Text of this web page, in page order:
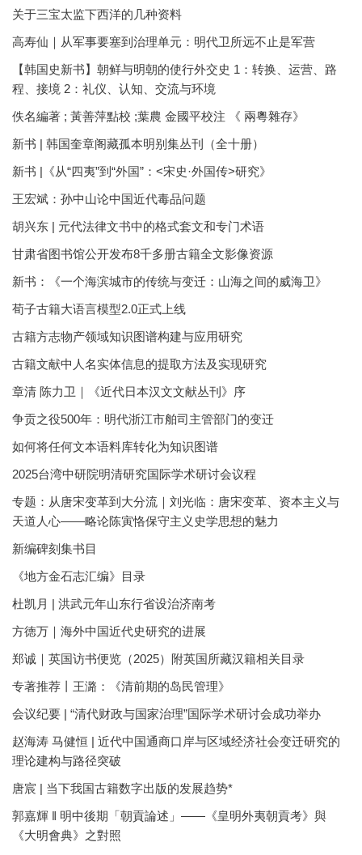
关于三宝太监下西洋的几种资料
高寿仙｜从军事要塞到治理单元：明代卫所远不止是军营
【韩国史新书】朝鲜与明朝的使行外交史 1：转换、运营、路
程、接境 2：礼仪、认知、交流与环境
佚名編著 ; 黃善萍點校 ;葉農 金國平校注 《 兩粵雜存》
新书 | 韩国奎章阁藏孤本明别集丛刊（全十册）
新书 |《从“四夷”到“外国”：<宋史·外国传>研究》
王宏斌：孙中山论中国近代毒品问题
胡兴东 | 元代法律文书中的格式套文和专门术语
甘肃省图书馆公开发布8千多册古籍全文影像资源
新书：《一个海滨城市的传统与变迁：山海之间的威海卫》
荀子古籍大语言模型2.0正式上线
古籍方志物产领域知识图谱构建与应用研究
古籍文献中人名实体信息的提取方法及实现研究
章清 陈力卫｜《近代日本汉文文献丛刊》序
争贡之役500年：明代浙江市舶司主管部门的变迁
如何将任何文本语料库转化为知识图谱
2025台湾中研院明清研究国际学术研讨会议程
专题：从唐宋变革到大分流｜刘光临：唐宋变革、资本主义与
天道人心——略论陈寅恪保守主义史学思想的魅力
新编碑刻集书目
《地方金石志汇编》目录
杜凯月 | 洪武元年山东行省设治济南考
方徳万｜海外中国近代史研究的进展
郑诚｜英国访书便览（2025）附英国所藏汉籍相关目录
专著推荐丨王潞：《清前期的岛民管理》
会议纪要 | “清代财政与国家治理”国际学术研讨会成功举办
赵海涛 马健恒 | 近代中国通商口岸与区域经济社会变迁研究的
理论建构与路径突破
唐宸 | 当下我国古籍数字出版的发展趋势*
郭嘉輝 ‖ 明中後期「朝貢論述」——《皇明外夷朝貢考》與
《大明會典》之對照